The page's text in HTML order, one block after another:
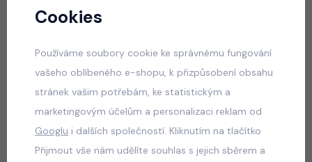
skladem
750 Kč
Soft cotton denim teenage souprava DIVA
dark
skladem
699 Kč
Cookies
Používáme soubory cookie ke správnému fungování
vašeho oblíbeného e-shopu, k přizpůsobení obsahu
stránek vašim potřebám, ke statistickým a
marketingovým účelům a personalizaci reklam od
Googlu i dalších společností. Kliknutím na tlačítko
Přijmout vše nám udělíte souhlas s jejich sběrem a